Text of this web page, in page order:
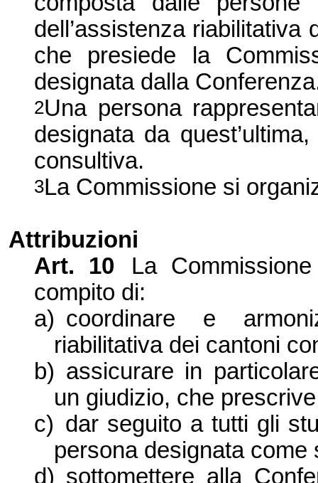
dell’assistenza
che presiede
la
designata dalla
2Una persona
designata da
consultiva.
3La Commissione si
Attribuzioni
Art. 10 La Commissione
compito di:
a) coordinare e
riabilitativa dei cantoni
b) assicurare in
un giudizio, che
c) dar seguito a tutti gli
persona designata come
d) sottomettere alla